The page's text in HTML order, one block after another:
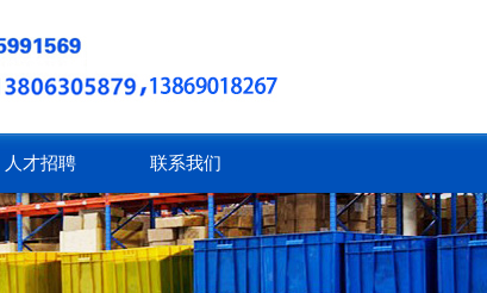
人才招聘 联系我们